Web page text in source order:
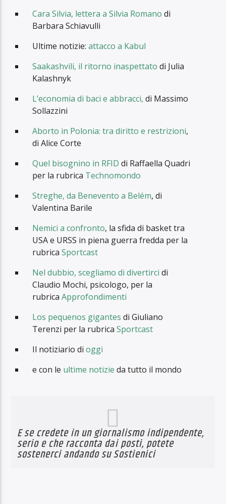
Cara Silvia, lettera a Silvia Romano di
Barbara Schiavulli
Ultime notizie:attacco a Kabul
Saakashvili, il ritorno inaspettato di Julia
Kalashnyk
L’economia di baci e abbracci, di Massimo
Sollazzini
Aborto in Polonia: tra diritto e restrizioni,
di Alice Corte
Quel bisognino in RFID di Raffaella Quadri
per la rubrica Technomondo
Streghe, da Benevento a Belém, di
Valentina Barile
Nemici a confronto, la sfida di basket tra
USA e URSS in piena guerra fredda per la
rubricaSportcast
Nel dubbio, scegliamo di divertirci di
Claudio Mochi, psicologo, per la
rubricaApprofondimenti
Los pequenos gigantes di Giuliano
Terenzi per la rubricaSportcast
Il notiziario dioggi
e con le ultime notizie da tutto il mondo
E se credete in un giornalismo indipendente,
serio e che racconta dai posti, potete
sostenerci andando suSostienici